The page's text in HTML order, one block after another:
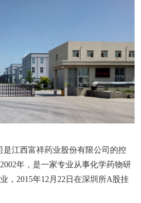
江西富祥药业股份有限公司的控
年，是一家专业从事化学药物研
，2015年12月22日在深圳所A股挂